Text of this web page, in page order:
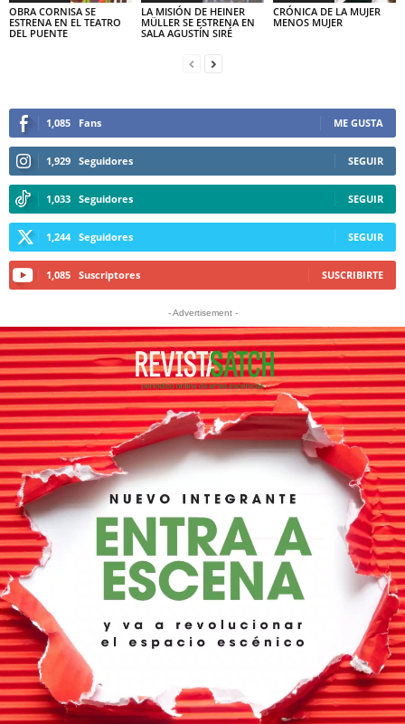
OBRA CORNISA SE
ESTRENA EN EL TEATRO
DEL PUENTE
LA MISIÓN DE HEINER
MÜLLER SE ESTRENA EN
SALA AGUSTÍN SIRÉ
CRÓNICA DE LA MUJER
MENOS MUJER
1,085 Fans ME GUSTA
1,929 Seguidores SEGUIR
1,033 Seguidores SEGUIR
1,244 Seguidores SEGUIR
1,085 Suscriptores SUSCRIBIRTE
- Advertisement -